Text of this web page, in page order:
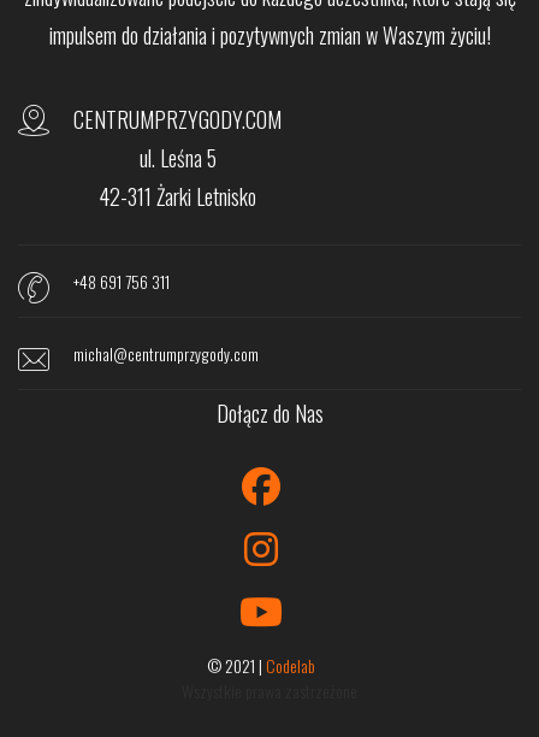
impulsem do działania i pozytywnych zmian w Waszym życiu!
CENTRUMPRZYGODY.COM
ul. Leśna 5
42-311 Żarki Letnisko
+48 691 756 311
michal@centrumprzygody.com
Dołącz do Nas
© 2021 |Codelab